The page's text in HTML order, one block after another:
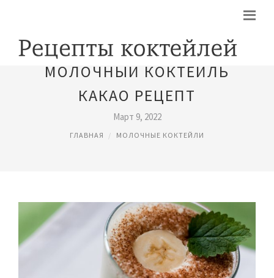
МОЛОЧНЫЙ КОКТЕЙЛЬ
КАКАО РЕЦЕПТ
Март 9, 2022
ГЛАВНАЯ МОЛОЧНЫЕ КОКТЕЙЛИ